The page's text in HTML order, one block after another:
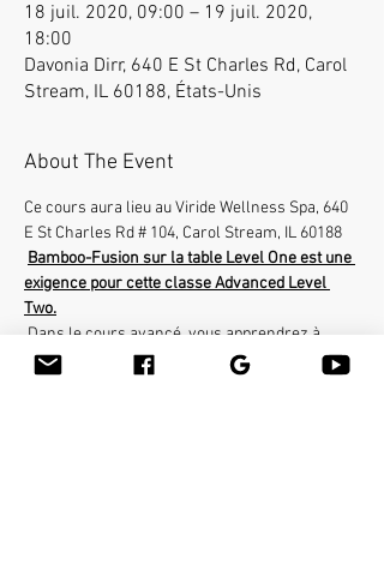
18 juil. 2020, 09:00 – 19 juil. 2020,
18:00
Davonia Dirr, 640 E St Charles Rd, Carol
Stream, IL 60188, États-Unis
About The Event
Ce cours aura lieu au Viride Wellness Spa, 640
E St Charles Rd # 104, Carol Stream, IL 60188
Bamboo-Fusion sur la table Level One est une
exigence pour cette classe Advanced Level
Two.
utiliser les bâtons de bambou de la manière la